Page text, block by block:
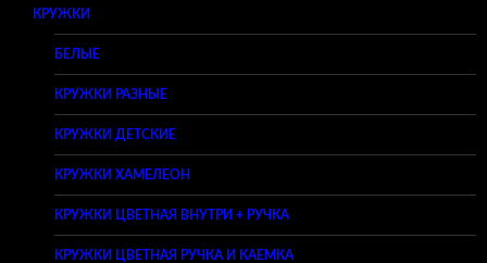
КРУЖКИ
БЕЛЫЕ
КРУЖКИ РАЗНЫЕ
КРУЖКИ ДЕТСКИЕ
КРУЖКИ ХАМЕЛЕОН
КРУЖКИ ЦВЕТНАЯ ВНУТРИ + РУЧКА
КРУЖКИ ЦВЕТНАЯ РУЧКА И КАЕМКА